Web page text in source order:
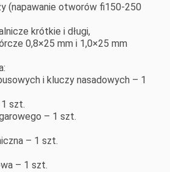
(napawanie otworów fi150-250
krótkie i długi,
0,8×25 mm i 1,0×25 mm
i kluczy nasadowych – 1
szt.
– 1 szt.
– 1 szt.
– 1 szt.